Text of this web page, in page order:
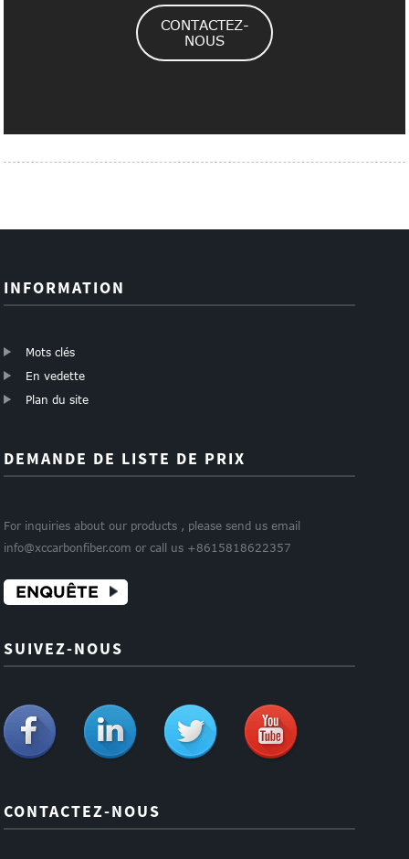
CONTACTEZ-
NOUS
INFORMATION
Mots clés
En vedette
Plan du site
DEMANDE DE LISTE DE PRIX
For inquiries about our products , please send us email
info@xccarbonfiber.com or call us +8615818622357
ENQUÊTE
SUIVEZ-NOUS
CONTACTEZ-NOUS